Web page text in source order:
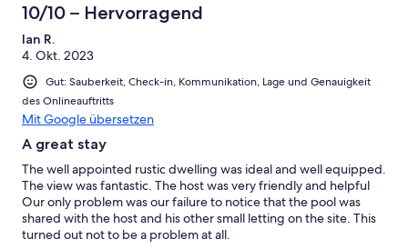
10/10 – Hervorragend
Ian R.
4. Okt. 2023
Gut: Sauberkeit, Check-in, Kommunikation, Lage und Genauigkeit
des Onlineauftritts
Mit Google übersetzen
A great stay
The well appointed rustic dwelling was ideal and well equipped.
The view was fantastic. The host was very friendly and helpful
Our only problem was our failure to notice that the pool was
shared with the host and his other small letting on the site. This
turned out not to be a problem at all.